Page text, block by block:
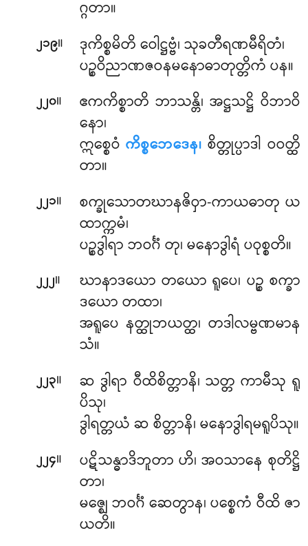
ဂ္ဂတာ။
၂၁၉။
ဒုကိစ္စမိတိ ဝေါဋ္ဌဗ္ဗံ၊ သုခတီရဏမီရိတံ၊
ပဉ္စဝိညာဏဇဝနမနောဓာတုတ္တိကံ ပန။
၂၂၀။
ဧကကိစ္စာတိ ဘာသန္တိ၊ အဋ္ဌသဋ္ဌိ ဝိဘာဝိ
နော၊
ဣစ္စေဝံကိစ္စဘေဒေန၊ စိတ္တုပ္ပာဒါ ဝဝတ္ထိ
တာ။
၂၂၁။
စက္ခုသောတဃာနဇိဝှာ-ကာယဓာတု ယ
ထာက္ကမံ၊
ပဉ္စဒွါရာ ဘဝင်္ဂံ တု၊ မနောဒွါရံ ပဝုစ္စတိ။
၂၂၂။ ဃာနာဒယောတယော ရူပေ၊ ပဉ္စ စက္ခာ
ဒယော တထာ၊
အရူပေ နတ္ထုဘယတ္ထ၊ တဒါလမ္ဗဏမာန
သံ။
၂၂၃။
ဆ ဒွါရာ ဝီထိစိတ္တာနိ၊ သတ္တ ကာမီသု ရူ
ပိသု၊
ဒွါရတ္တယံ ဆ စိတ္တာနိ၊ မနောဒွါရမရူပိသု။
၂၂၄။
ပဋိသန္ဓာဒိဘူတာ ဟိ၊ အဝသာနေ စုတိဋ္ဌိ
တာ၊
မဇ္ဈေ ဘဝင်္ဂံ ဆေတွာန၊ ပစ္စေကံ ဝီထိ ဇာ
ယတိ။